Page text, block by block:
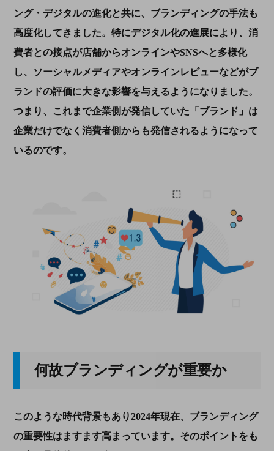
ング・デジタルの進化と共に、ブランディングの手法も
高度化してきました。特にデジタル化の進展により、消
費者との接点が店舗からオンラインやSNSへと多様化
し、ソーシャルメディアやオンラインレビューなどがブ
ランドの評価に大きな影響を与えるようになりました。
つまり、これまで企業側が発信していた「ブランド」は
企業だけでなく消費者側からも発信されるようになって
いるのです。
何故ブランディングが重要か
このような時代背景もあり2024年現在、ブランディング
の重要性はますます高まっています。そのポイントをも